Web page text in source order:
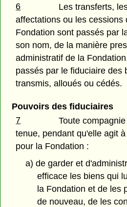
6
Les transferts,
affectations ou les cessions
Fondation sont passés par
son nom, de la manière
administratif de la
passés par le fiduciaire des
transmis, alloués ou cédés.
Pouvoirs des fiduciaires
7
Toute
tenue, pendant qu'elle agit
pour la Fondation :
a) de garder et
efficace les biens qui
la Fondation et de les
de nouveau, de les